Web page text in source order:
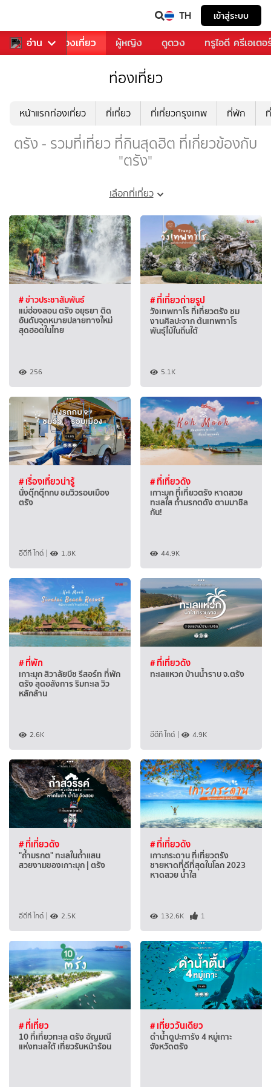
TH เข้าสู่ระบบ
อ่าน
อาหาร ท่องเที่ยว ผู้หญิง ดูดวง ทรูไอดี ครีเอเตอ
ท่องเที่ยว
หน้าแรกท่องเที่ยว ที่เที่ยว ที่เที่ยวกรุงเทพ ที่พัก
ตรัง - รวมที่เที่ยว ที่กินสุดฮิต ที่เกี่ยวข้องกับ
"ตรัง"
เลือกที่เที่ยว
# ข่าวประชาสัมพันธ์
แม่ฮ่องสอน ตรัง อยุธยา ติด
อันดับจุดหมายปลายทางใหม่
สุดฮอตในไทย
256
# ที่เที่ยวถ่ายรูป
วังเทพทาโร ที่เที่ยวตรัง ชม
งานศิลปะจาก ต้นเทพทาโร
พันธุ์ไม้ในถิ่นใต้
5.1K
# เรื่องเที่ยวน่ารู้
นั่งตุ๊กตุ๊กกบ ชมวิวรอบเมือง
ตรัง
อีดีที ไกด์ | 1.8K
# ที่เที่ยวดัง
เกาะมุก ที่เที่ยวตรัง หาดสวย
ทะเลใส ถ้ำมรกตดัง ตามมาชิล
กัน!
44.9K
# ที่พัก
เกาะมุก สิวาลัยบีช รีสอร์ท ที่พัก
ตรัง สุดอลังการ ริมทะเล วิว
หลักล้าน
2.6K
# ที่เที่ยวดัง
ทะเลแหวก บ้านน้ำราบ จ.ตรัง
อีดีที ไกด์ | 4.9K
# ที่เที่ยวดัง
"ถ้ำมรกต" ทะเลในถ้ำแสน
สวยงามของเกาะมุก | ตรัง
อีดีที ไกด์ | 2.5K
# ที่เที่ยวดัง
เกาะกระดาน ที่เที่ยวตรัง
ชายหาดที่ดีที่สุดในโลก 2023
หาดสวย น้ำใส
132.6K 1
# ที่เที่ยว
10 ที่เที่ยวทะเล ตรัง อัญมณี
แห่งทะเลใต้ เที่ยวรับหน้าร้อน
# เที่ยววันเดียว
ดำน้ำดูปะการัง 4 หมู่เกาะ
จังหวัดตรัง